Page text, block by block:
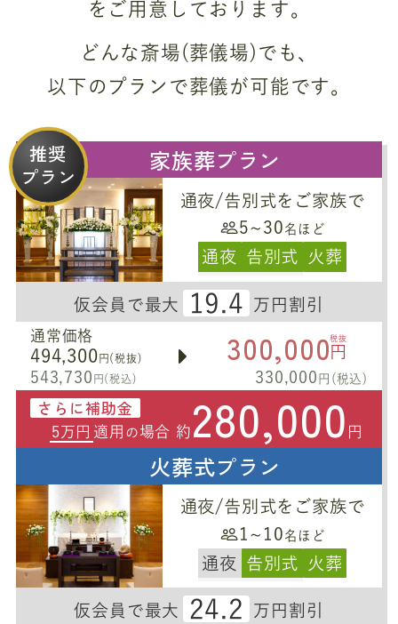
をご用意しております。
どんな斎場(葬儀場)でも、
以下のプランで葬儀が可能です。
推奨
プラン
家族葬プラン
通夜/告別式をご家族で
5~30 名ほど
通夜 告別式 火葬
仮会員で最大 19.4 万円割引
通常価格
494,300 円(税抜)
543,730 円(税込)
300,000税抜
円
330,000 円(税込)
さらに補助金
5万円 適用 の 場合 約 280,000 円
火葬式プラン
通夜/告別式をご家族で
1~10 名ほど
通夜 告別式 火葬
仮会員で最大 24.2 万円割引